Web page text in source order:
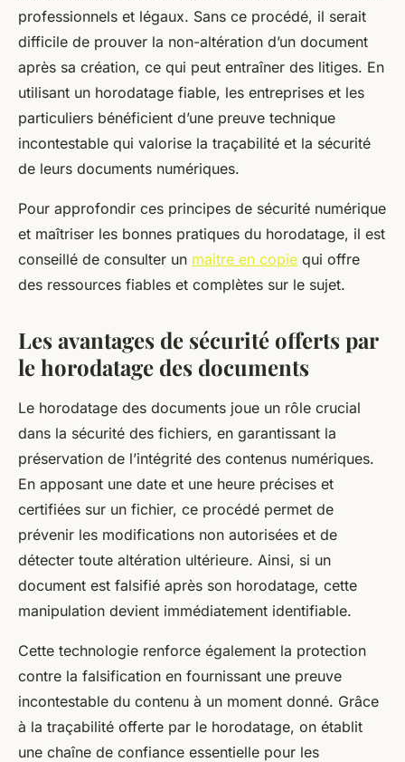
professionnels et légaux. Sans ce procédé, il serait
difficile de prouver la non-altération d’un document
après sa création, ce qui peut entraîner des litiges. En
utilisant un horodatage fiable, les entreprises et les
particuliers bénéficient d’une preuve technique
incontestable qui valorise la traçabilité et la sécurité
de leurs documents numériques.
Pour approfondir ces principes de sécurité numérique
et maîtriser les bonnes pratiques du horodatage, il est
conseillé de consulter un maitre en copie qui offre
des ressources fiables et complètes sur le sujet.
Les avantages de sécurité offerts par
le horodatage des documents
Le horodatage des documents joue un rôle crucial
dans la sécurité des fichiers, en garantissant la
préservation de l’intégrité des contenus numériques.
En apposant une date et une heure précises et
certifiées sur un fichier, ce procédé permet de
prévenir les modifications non autorisées et de
détecter toute altération ultérieure. Ainsi, si un
document est falsifié après son horodatage, cette
manipulation devient immédiatement identifiable.
Cette technologie renforce également la protection
contre la falsification en fournissant une preuve
incontestable du contenu à un moment donné. Grâce
à la traçabilité offerte par le horodatage, on établit
une chaîne de confiance essentielle pour les